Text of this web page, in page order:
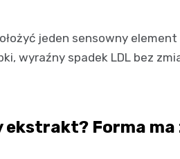
jeden sensowny
wyraźny spadek LDL bez
ekstrakt? Forma